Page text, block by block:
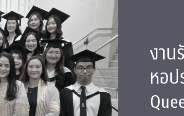
Graduate
Master's and PhD
Publications
Conference & Symposium
PSY Stats Clinic
Wellness Center
Psychological Center for Effective
Life Di
CU Radio
Lectures & Talks
Workshops
Jobs
Post-docs
Management
Annual
งา
หอ